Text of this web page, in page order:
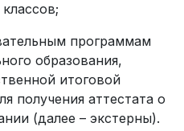
программам
образования,
итоговой
получения аттестата о
(далее – экстерны).